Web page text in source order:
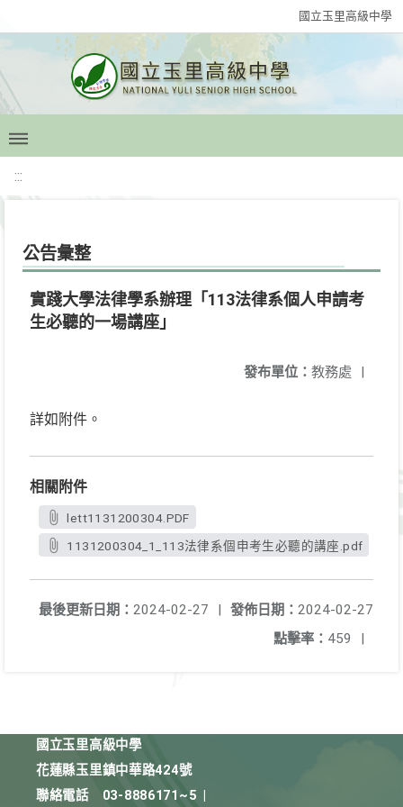
國立玉里高級中學
:::
公告彙整
實踐大學法律學系辦理「113法律系個人申請考
生必聽的一場講座」
發布單位： 教務處 |
詳如附件。
相關附件
lett1131200304.PDF
1131200304_1_113法律系個申考生必聽的講座.pdf
發佈日期： 2024-02-27
最後更新日期： 2024-02-27
|
點擊率： 459 |
國立玉里高級中學
花蓮縣玉里鎮中華路424號
聯絡電話
03-8886171~5